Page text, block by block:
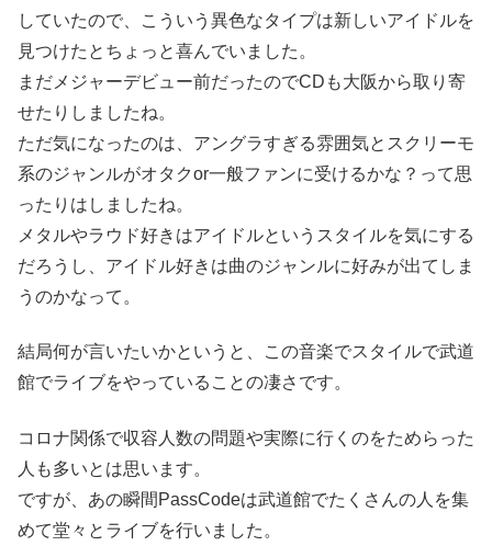
していたので、こういう異色なタイプは新しいアイドルを
見つけたとちょっと喜んでいました。
まだメジャーデビュー前だったのでCDも大阪から取り寄
せたりしましたね。
ただ気になったのは、アングラすぎる雰囲気とスクリーモ
系のジャンルがオタクor一般ファンに受けるかな？って思
ったりはしましたね。
メタルやラウド好きはアイドルというスタイルを気にする
だろうし、アイドル好きは曲のジャンルに好みが出てしま
うのかなって。
結局何が言いたいかというと、この音楽でスタイルで武道
館でライブをやっていることの凄さです。
コロナ関係で収容人数の問題や実際に行くのをためらった
人も多いとは思います。
ですが、あの瞬間PassCodeは武道館でたくさんの人を集
めて堂々とライブを行いました。